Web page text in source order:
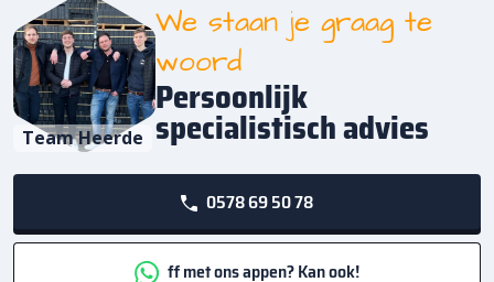
Team Heerde
We staan je graag te
woord
Persoonlijk
specialistisch advies
0578 69 50 78
ff met ons appen? Kan ook!